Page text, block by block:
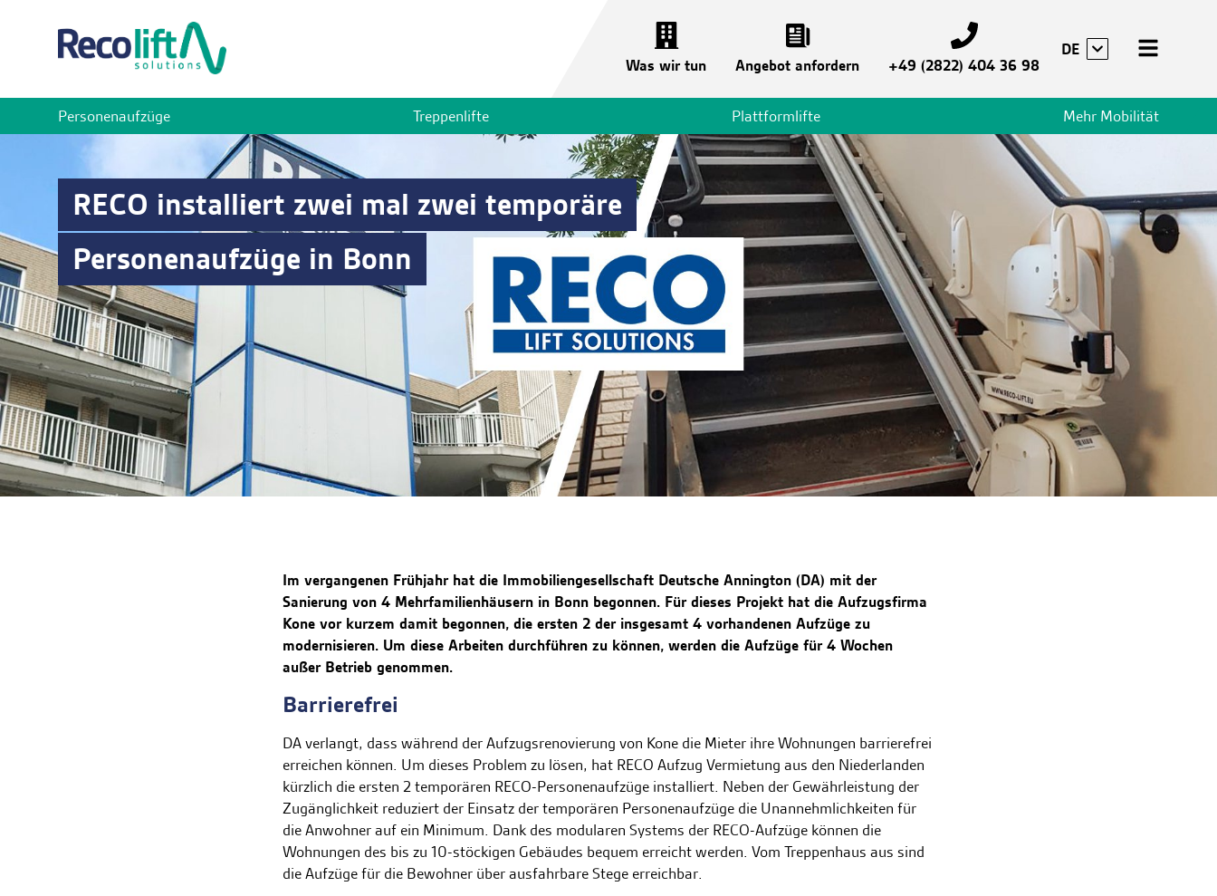
Was wir tun Angebot anfordern +49 (2822) 404 36 98
DE
Temporäre Personenlifte
Treppenlifte
Plattformlifte
Mehr Mobilität
Dienstleistungen
Anwendungen
Aktuelles & Projekte
Kontakt & Störungen
Personenaufzüge Treppenlifte Plattformlifte Mehr Mobilität
RECO installiert zwei mal zwei temporäre
Personenaufzüge in Bonn
Im vergangenen Frühjahr hat die Immobiliengesellschaft Deutsche Annington (DA) mit der
Sanierung von 4 Mehrfamilienhäusern in Bonn begonnen. Für dieses Projekt hat die Aufzugsfirma
Kone vor kurzem damit begonnen, die ersten 2 der insgesamt 4 vorhandenen Aufzüge zu
modernisieren. Um diese Arbeiten durchführen zu können, werden die Aufzüge für 4 Wochen
außer Betrieb genommen.
Barrierefrei
DA verlangt, dass während der Aufzugsrenovierung von Kone die Mieter ihre Wohnungen barrierefrei
erreichen können. Um dieses Problem zu lösen, hat RECO Aufzug Vermietung aus den Niederlanden
kürzlich die ersten 2 temporären RECO-Personenaufzüge installiert. Neben der Gewährleistung der
Zugänglichkeit reduziert der Einsatz der temporären Personenaufzüge die Unannehmlichkeiten für
die Anwohner auf ein Minimum. Dank des modularen Systems der RECO-Aufzüge können die
Wohnungen des bis zu 10-stöckigen Gebäudes bequem erreicht werden. Vom Treppenhaus aus sind
die Aufzüge für die Bewohner über ausfahrbare Stege erreichbar.